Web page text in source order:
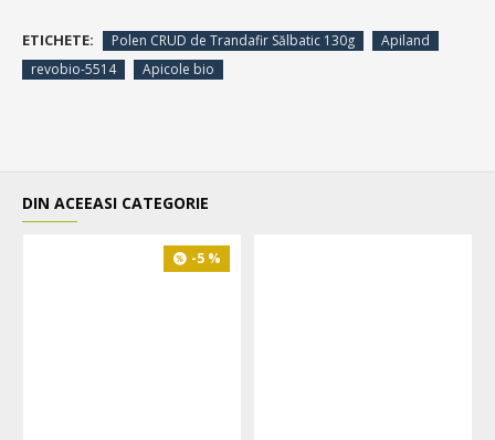
ETICHETE: Polen CRUD de Trandafir Sălbatic 130g
Apiland
revobio-5514
Apicole bio
DIN ACEEASI CATEGORIE
-5 %